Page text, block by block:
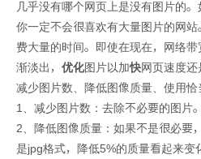
几乎没有哪个网页上是没有图片的。
你一定不会很喜欢有大量图片的网
费大量的时间。即使在现在，网络
渐淡出， 优化图片以加快网页速度还
减少图片数、降低图像质量、使用恰
1、减少图片数：去除不必要的图片。
2、降低图像质量：如果不是很必要
是jpg格式，降低5%的质量看起来变